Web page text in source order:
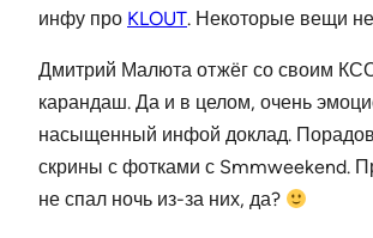
инфу про KLOUT. Некоторые вещи
Дмитрий Малюта отжёг со своим
карандаш. Да и в целом, очень
насыщенный инфой доклад.
скрины с фотками с Smmweekend.
не спал ночь из-за них, да?